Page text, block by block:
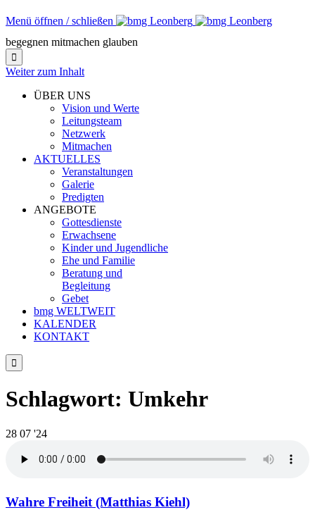
Menü öffnen / schließen
begegnen mitmachen glauben

Weiter zum Inhalt
ÜBER UNS
Vision und Werte
Leitungsteam
Netzwerk
Mitmachen
AKTUELLES
Veranstaltungen
Galerie
Predigten
ANGEBOTE
Gottesdienste
Erwachsene
Kinder und Jugendliche
Ehe und Familie
Beratung und
Begleitung
Gebet
bmg WELTWEIT
KALENDER
KONTAKT

Schlagwort: Umkehr
28 07 '24
Wahre Freiheit (Matthias Kiehl)